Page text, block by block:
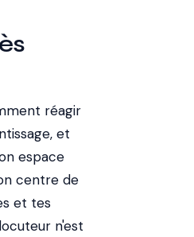
réagir
et
espace
centre de
et tes
n'est